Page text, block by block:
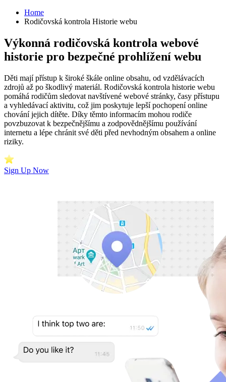
Home
Rodičovská kontrola Historie webu
Výkonná rodičovská kontrola webové
historie pro bezpečné prohlížení webu
Děti mají přístup k široké škále online obsahu, od vzdělávacích
zdrojů až po škodlivý materiál. Rodičovská kontrola historie webu
pomáhá rodičům sledovat navštívené webové stránky, časy přístupu
a vyhledávací aktivitu, což jim poskytuje lepší pochopení online
chování jejich dítěte. Díky těmto informacím mohou rodiče
povzbuzovat k bezpečnějšímu a zodpovědnějšímu používání
internetu a lépe chránit své děti před nevhodným obsahem a online
riziky.
Sign Up Now